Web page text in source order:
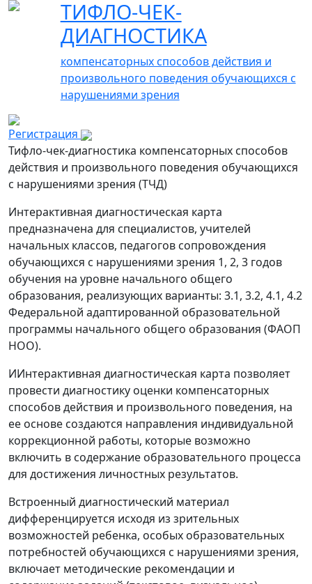
ТИФЛО-ЧЕК-
ДИАГНОСТИКА
компенсаторных способов действия и
произвольного поведения обучающихся с
нарушениями зрения
Регистрация
Тифло-чек-диагностика компенсаторных способов
действия и произвольного поведения обучающихся
с нарушениями зрения (ТЧД)
Интерактивная диагностическая карта
предназначена для специалистов, учителей
начальных классов, педагогов сопровождения
обучающихся с нарушениями зрения 1, 2, 3 годов
обучения на уровне начального общего
образования, реализующих варианты: 3.1, 3.2, 4.1, 4.2
Федеральной адаптированной образовательной
программы начального общего образования (ФАОП
НОО).
ИИнтерактивная диагностическая карта позволяет
провести диагностику оценки компенсаторных
способов действия и произвольного поведения, на
ее основе создаются направления индивидуальной
коррекционной работы, которые возможно
включить в содержание образовательного процесса
для достижения личностных результатов.
Встроенный диагностический материал
дифференцируется исходя из зрительных
возможностей ребенка, особых образовательных
потребностей обучающихся с нарушениями зрения,
включает методические рекомендации и